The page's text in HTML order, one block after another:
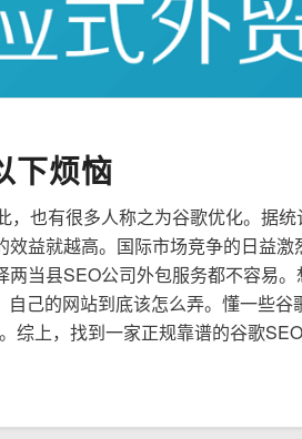
下烦恼
也有很多人称之为谷歌优化。据
益就越高。国际市场竞争的日益
当县SEO公司外包服务都不容易
己的网站到底该怎么弄。懂一些谷
上，找到一家正规靠谱的谷歌SEO